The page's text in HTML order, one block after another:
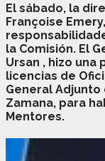
El sábado, la
Françoise Emery,
la Comisión. El
Ursan , hizo una
licencias de
General Adjunto
Zamana, para
Mentores.